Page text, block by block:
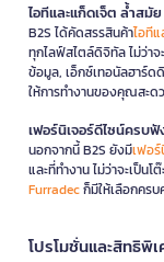
ไอทีและแก็ดเจ็ต ล้ำสมั
B2S ได้คัดสรรสินค้าไอที
ทุกไลฟ์สไตล์ดิจิทัล ไม่ว่าจ
ข้อมูล, เอ็กซ์เทอนัลฮาร์ด
ให้การทำงานของคุณสะด
เฟอร์นิเจอร์ดีไซน์ครบ
นอกจากนี้ B2S ยังมีเฟอร์
และที่ทำงาน ไม่ว่าจะเป็น
Furradecก็มีให้เลือกครบ
โปรโมชั่นและสิทธิพิ